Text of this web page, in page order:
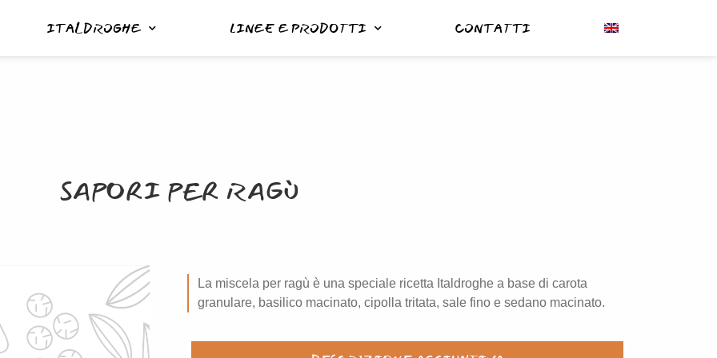
ITALDROGHE LINEE E PRODOTTI CONTATTI
SAPORI PER RAGÙ
La miscela per ragù è una speciale ricetta Italdroghe a base di carota
granulare, basilico macinato, cipolla tritata, sale fino e sedano macinato.